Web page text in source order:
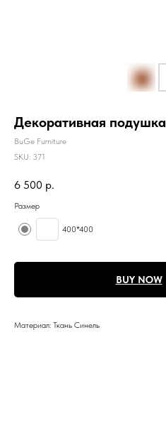
Декоративная подушка
BuGe Furniture
SKU: 371
6 500 р.
Размер
400*400
BUY NOW
Материал: Ткань Синель